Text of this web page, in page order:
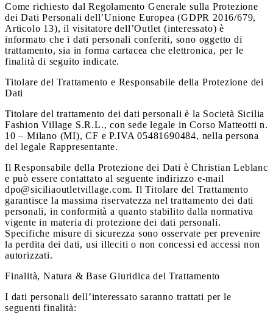
Come richiesto dal Regolamento Generale sulla Protezione
dei Dati Personali dell’Unione Europea (GDPR 2016/679,
Articolo 13), il visitatore dell’Outlet (interessato) è
informato che i dati personali conferiti, sono oggetto di
trattamento, sia in forma cartacea che elettronica, per le
finalità di seguito indicate.
Titolare del Trattamento e Responsabile della Protezione dei
Dati
Titolare del trattamento dei dati personali è la Società Sicilia
Fashion Village S.R.L., con sede legale in Corso Matteotti n.
10 – Milano (MI), CF e P.IVA 05481690484, nella persona
del legale Rappresentante.
Il Responsabile della Protezione dei Dati è Christian Leblanc
e può essere contattato al seguente indirizzo e-mail
dpo@siciliaoutletvillage.com. Il Titolare del Trattamento
garantisce la massima riservatezza nel trattamento dei dati
personali, in conformità a quanto stabilito dalla normativa
vigente in materia di protezione dei dati personali.
Specifiche misure di sicurezza sono osservate per prevenire
la perdita dei dati, usi illeciti o non concessi ed accessi non
autorizzati.
Finalità, Natura & Base Giuridica del Trattamento
I dati personali dell’interessato saranno trattati per le
seguenti finalità: